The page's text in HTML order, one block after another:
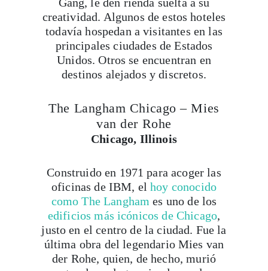
Gang, le den rienda suelta a su
creatividad. Algunos de estos hoteles
todavía hospedan a visitantes en las
principales ciudades de Estados
Unidos. Otros se encuentran en
destinos alejados y discretos.
The Langham Chicago – Mies
van der Rohe
Chicago, Illinois
Construido en 1971 para acoger las
oficinas de IBM, elhoy conocido
como The Langham es uno de los
edificios más icónicos de Chicago,
justo en el centro de la ciudad. Fue la
última obra del legendario Mies van
der Rohe, quien, de hecho, murió